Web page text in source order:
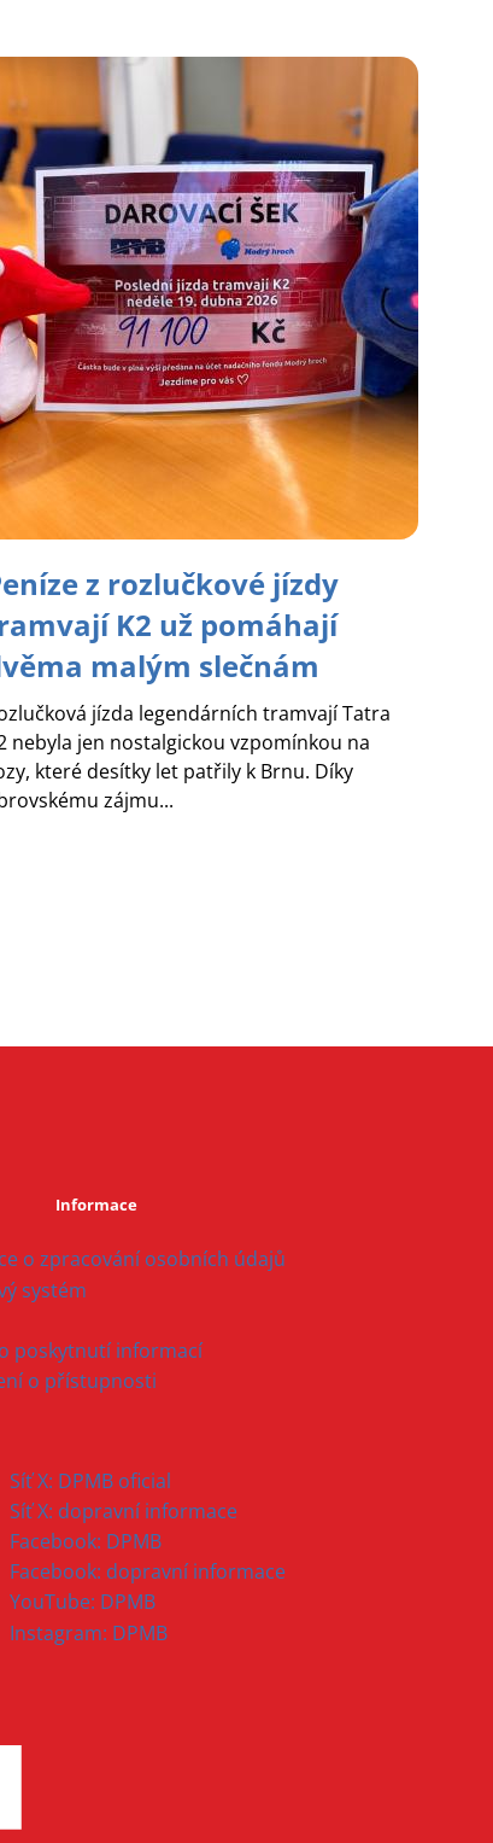
z rozlučkové jízdy
K2 už pomáhají
malým slečnám
jízda legendárních tramvají Tatra
nebyla jen nostalgickou vzpomínkou na
které desítky let patřily k Brnu. Díky
zájmu...
Informace
o zpracování osobních údajů
systém
poskytnutí informací
o přístupnosti
Síť X: DPMB oficial
Síť X: dopravní informace
Facebook: DPMB
Facebook: dopravní informace
YouTube: DPMB
Instagram: DPMB